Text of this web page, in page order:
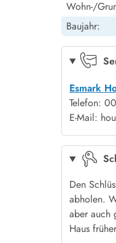
Wohn-/
Baujahr:
Esmark
Telefon:
E-Mail:
Den
abholen.
aber auch
Haus